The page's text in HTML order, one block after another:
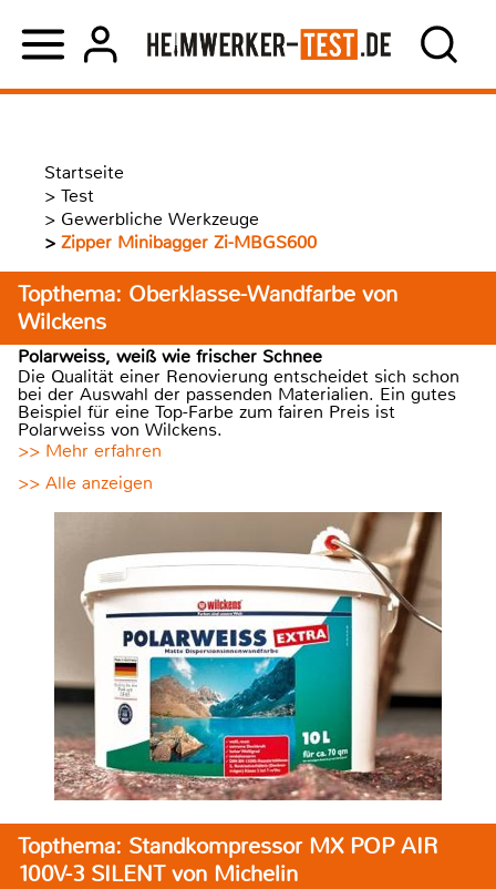
Startseite
> Test
> Gewerbliche Werkzeuge
> Zipper Minibagger Zi-MBGS600
Topthema: Oberklasse-Wandfarbe von
Wilckens
Polarweiss, weiß wie frischer Schnee
Die Qualität einer Renovierung entscheidet sich schon
bei der Auswahl der passenden Materialien. Ein gutes
Beispiel für eine Top-Farbe zum fairen Preis ist
Polarweiss von Wilckens.
>> Mehr erfahren
>> Alle anzeigen
Topthema: Standkompressor MX POP AIR
100V-3 SILENT von Michelin